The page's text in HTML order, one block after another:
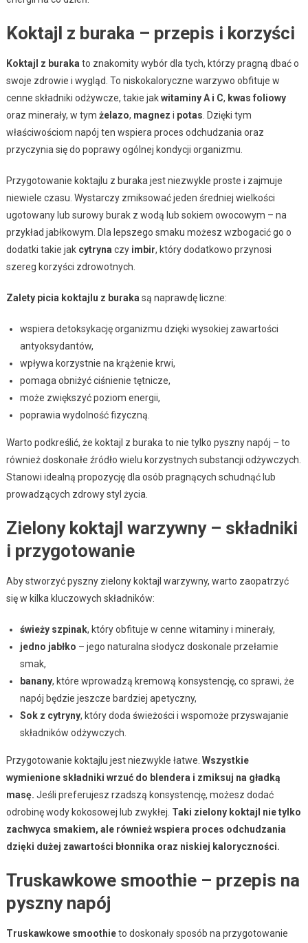
Koktajl z buraka – przepis i korzyści
Koktajl z buraka to znakomity wybór dla tych, którzy pragną dbać o
swoje zdrowie i wygląd. To niskokaloryczne warzywo obfituje w
cenne składniki odżywcze, takie jakwitaminy A i C, kwas foliowy
oraz minerały, w tym żelazo, magnez i potas . Dzięki tym
właściwościom napój ten wspiera proces odchudzania oraz
przyczynia się do poprawy ogólnej kondycji organizmu.
Przygotowanie koktajlu z buraka jest niezwykle proste i zajmuje
niewiele czasu. Wystarczy zmiksować jeden średniej wielkości
ugotowany lub surowy burak z wodą lub sokiem owocowym – na
przykład jabłkowym. Dla lepszego smaku możesz wzbogacić go o
dodatki takie jak cytryna czy imbir, który dodatkowo przynosi
szereg korzyści zdrowotnych.
Zalety picia koktajlu z buraka są naprawdę liczne:
wspiera detoksykację organizmu dzięki wysokiej zawartości
antyoksydantów,
wpływa korzystnie na krążenie krwi,
pomaga obniżyć ciśnienie tętnicze,
może zwiększyć poziom energii,
poprawia wydolność fizyczną.
Warto podkreślić, że koktajl z buraka to nie tylko pyszny napój – to
również doskonałe źródło wielu korzystnych substancji odżywczych.
Stanowi idealną propozycję dla osób pragnących schudnąć lub
prowadzących zdrowy styl życia.
Zielony koktajl warzywny – składniki
i przygotowanie
Aby stworzyć pyszny zielony koktajl warzywny, warto zaopatrzyć
się w kilka kluczowych składników:
świeży szpinak, który obfituje w cenne witaminy i minerały,
jedno jabłko – jego naturalna słodycz doskonale przełamie
smak,
banany, które wprowadzą kremową konsystencję, co sprawi, że
napój będzie jeszcze bardziej apetyczny,
Sok z cytryny, który doda świeżości i wspomoże przyswajanie
składników odżywczych.
Przygotowanie koktajlu jest niezwykle łatwe. Wszystkie
wymienione składniki wrzuć do blendera i zmiksuj na gładką
masę. Jeśli preferujesz rzadszą konsystencję, możesz dodać
odrobinę wody kokosowej lub zwykłej. Taki zielony koktajl nie tylko
zachwyca smakiem, ale również wspiera proces odchudzania
dzięki dużej zawartości błonnika oraz niskiej kaloryczności.
Truskawkowe smoothie – przepis na
pyszny napój
Truskawkowe smoothieto doskonały sposób na przygotowanie